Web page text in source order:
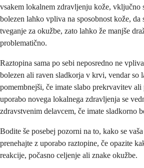
vsakem lokalnem zdravljenju kože, vključno
bolezen lahko vpliva na sposobnost kože, da
tveganje za okužbe, zato lahko že manjše
problematično.
Raztopina sama po sebi neposredno ne
bolezen ali raven sladkorja v krvi, vendar so
pomembnejši, če imate slabo prekrvavitev ali
uporabo novega lokalnega zdravljenja se
zdravstvenim delavcem, če imate sladkorno
Bodite še posebej pozorni na to, kako se
prenehajte z uporabo raztopine, če opazite
reakcije, počasno celjenje ali znake okužbe.